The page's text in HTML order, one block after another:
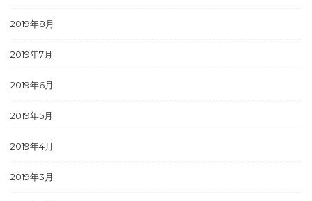
2019年8月
2019年7月
2019年6月
2019年5月
2019年4月
2019年3月